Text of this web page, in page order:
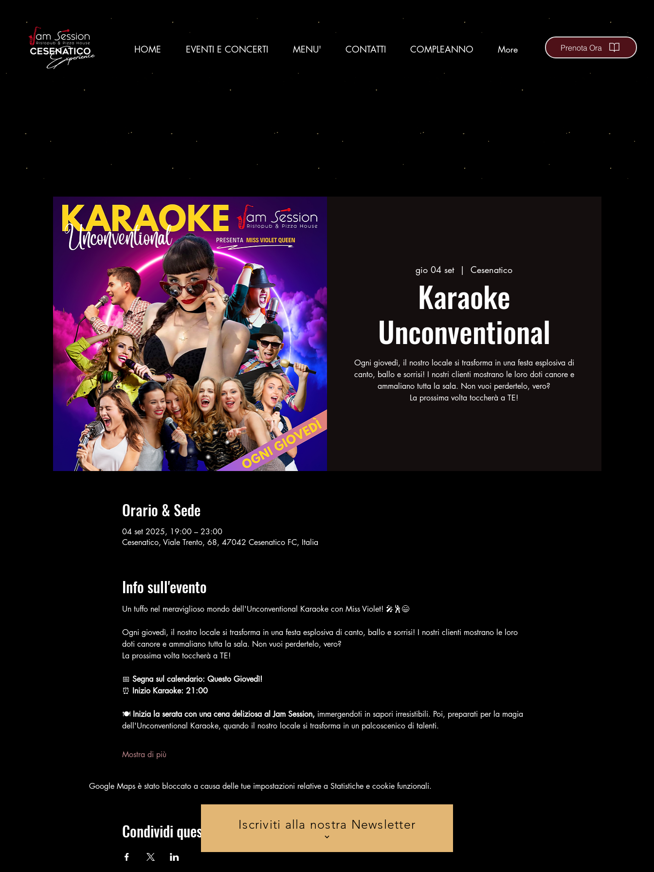
HOME EVENTI E CONCERTI MENU' CONTATTI COMPLEANNO More Prenota Ora
gio 04 set
  |
Cesenatico
Karaoke
Unconventional
Ogni giovedì, il nostro locale si trasforma in una festa esplosiva di
canto, ballo e sorrisi! I nostri clienti mostrano le loro doti canore e
ammaliano tutta la sala. Non vuoi perdertelo, vero?
La prossima volta toccherà a TE!
Orario & Sede
04 set 2025, 19:00 – 23:00
Cesenatico, Viale Trento, 68, 47042 Cesenatico FC, Italia
Info sull'evento
Un tuffo nel meraviglioso mondo dell'Unconventional Karaoke con Miss Violet! 🎤🕺😄
Ogni giovedì, il nostro locale si trasforma in una festa esplosiva di canto, ballo e sorrisi! I nostri clienti mostrano le loro
doti canore e ammaliano tutta la sala. Non vuoi perdertelo, vero?
La prossima volta toccherà a TE!
📅 Segna sul calendario: Questo Giovedì!
⏰ Inizio Karaoke: 21:00
🍽️ Inizia la serata con una cena deliziosa al Jam Session, immergendoti in sapori irresistibili. Poi, preparati per la magia
dell'Unconventional Karaoke, quando il nostro locale si trasforma in un palcoscenico di talenti.
Mostra di più
Google Maps è stato bloccato a causa delle tue impostazioni relative a Statistiche e cookie funzionali.
Condividi questo eventoIscriviti alla nostra Newsletter